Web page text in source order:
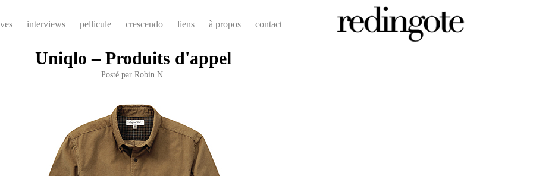
interviews pellicule crescendo liens à propos contact
Uniqlo – Produits d'appel
Posté par Robin N.